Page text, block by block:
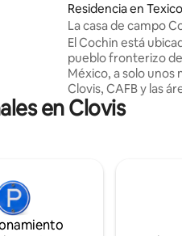
Residencia en Texico
La casa de campo
El Cochin está
pueblo fronterizo
México, a solo unos
Clovis, CAFB y las
Bienvenido a este
recientemente
comodidades
queen, una cómoda
cocina pequeña con
en Clovis